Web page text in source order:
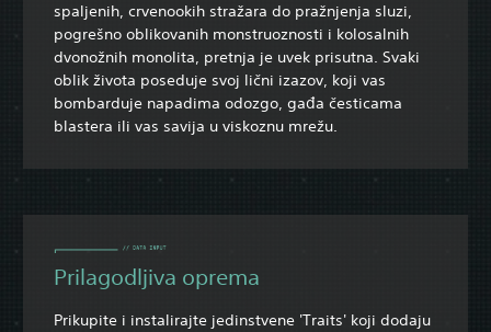
spaljenih, crvenookih stražara do pražnjenja sluzi,
pogrešno oblikovanih monstruoznosti i kolosalnih
dvonožnih monolita, pretnja je uvek prisutna. Svaki
oblik života poseduje svoj lični izazov, koji vas
bombarduje napadima odozgo, gađa česticama
blastera ili vas savija u viskoznu mrežu.
Prilagodljiva oprema
Prikupite i instalirajte jedinstvene 'Traits' koji dodaju